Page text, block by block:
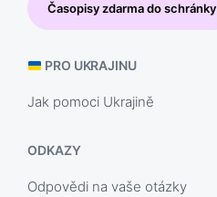
Časopisy zdarma do schránky
PRO UKRAJINU
Jak pomoci Ukrajině
ODKAZY
Odpovědi na vaše otázky